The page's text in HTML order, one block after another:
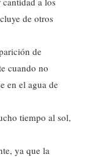
de otros
de
cuando no
en el agua de
tiempo al sol,
ya que la